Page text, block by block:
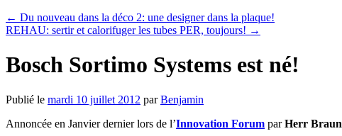
← Du nouveau dans la déco 2: une designer dans la plaque!
REHAU: sertir et calorifuger les tubes PER, toujours! →
Bosch Sortimo Systems est né!
Publié le mardi 10 juillet 2012 par Benjamin
Annoncée en Janvier dernier lors de l’Innovation Forum parHerr Braun